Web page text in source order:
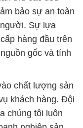
bảo sự an toàn
Sự lựa
hàng đầu trên
gốc và tính
chất lượng sản
khách hàng. Đội
chúng tôi luôn